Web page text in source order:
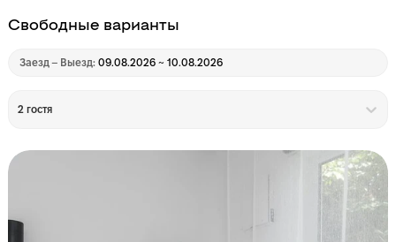
Свободные варианты
Заезд – Выезд: 09.08.2026 ~ 10.08.2026
2 гостя